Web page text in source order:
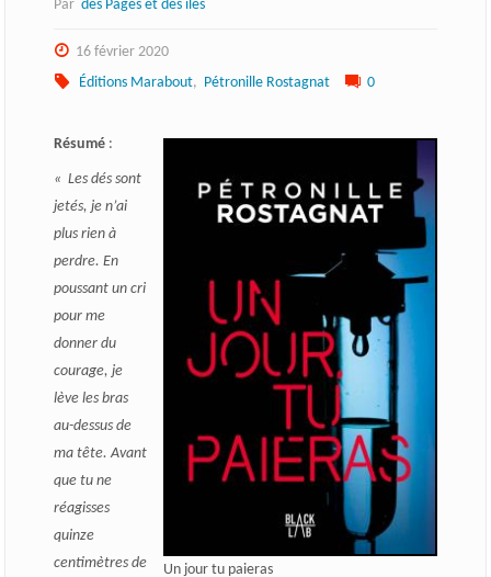
Par des Pages et des îles
16 février 2020
Éditions Marabout, Pétronille Rostagnat 0
Un jour tu paieras
Résumé:
« Les dés sont
jetés, je n’ai
plus rien à
perdre. En
poussant un cri
pour me
donner du
courage, je
lève les bras
au-dessus de
ma tête. Avant
que tu ne
réagisses
quinze
centimètres de